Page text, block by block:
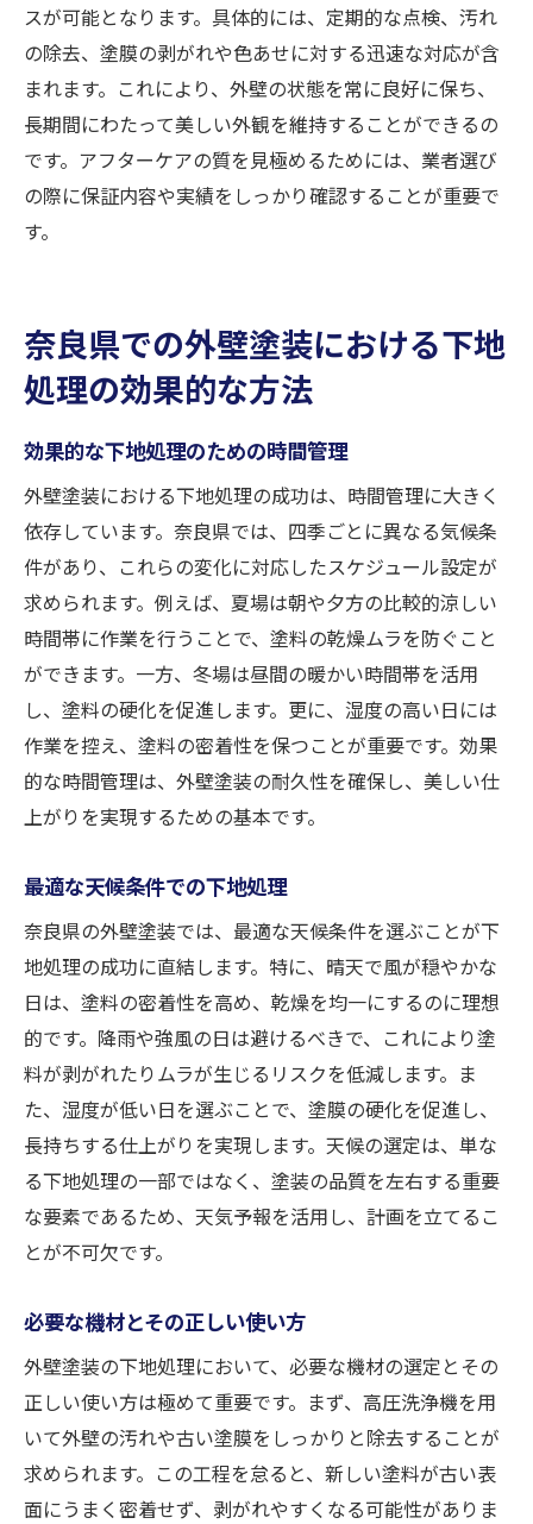
スが可能となります。具体的には、定期的な点検、汚れ
の除去、塗膜の剥がれや色あせに対する迅速な対応が含
まれます。これにより、外壁の状態を常に良好に保ち、
長期間にわたって美しい外観を維持することができるの
です。アフターケアの質を見極めるためには、業者選び
の際に保証内容や実績をしっかり確認することが重要で
す。
奈良県での外壁塗装における下地
処理の効果的な方法
効果的な下地処理のための時間管理
外壁塗装における下地処理の成功は、時間管理に大きく
依存しています。奈良県では、四季ごとに異なる気候条
件があり、これらの変化に対応したスケジュール設定が
求められます。例えば、夏場は朝や夕方の比較的涼しい
時間帯に作業を行うことで、塗料の乾燥ムラを防ぐこと
ができます。一方、冬場は昼間の暖かい時間帯を活用
し、塗料の硬化を促進します。更に、湿度の高い日には
作業を控え、塗料の密着性を保つことが重要です。効果
的な時間管理は、外壁塗装の耐久性を確保し、美しい仕
上がりを実現するための基本です。
最適な天候条件での下地処理
奈良県の外壁塗装では、最適な天候条件を選ぶことが下
地処理の成功に直結します。特に、晴天で風が穏やかな
日は、塗料の密着性を高め、乾燥を均一にするのに理想
的です。降雨や強風の日は避けるべきで、これにより塗
料が剥がれたりムラが生じるリスクを低減します。ま
た、湿度が低い日を選ぶことで、塗膜の硬化を促進し、
長持ちする仕上がりを実現します。天候の選定は、単な
る下地処理の一部ではなく、塗装の品質を左右する重要
な要素であるため、天気予報を活用し、計画を立てるこ
とが不可欠です。
必要な機材とその正しい使い方
外壁塗装の下地処理において、必要な機材の選定とその
正しい使い方は極めて重要です。まず、高圧洗浄機を用
いて外壁の汚れや古い塗膜をしっかりと除去することが
求められます。この工程を怠ると、新しい塗料が古い表
面にうまく密着せず、剥がれやすくなる可能性がありま